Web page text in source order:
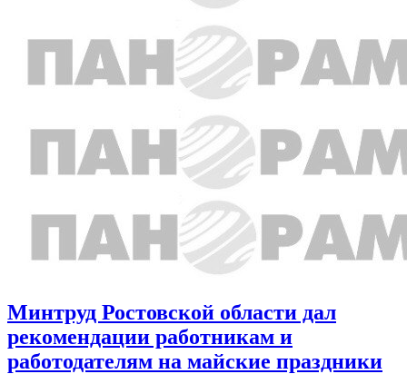
Минтруд Ростовской области дал
рекомендации работникам и
работодателям на майские праздники